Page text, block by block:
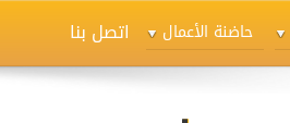
حاضنة الأعمال اتصل بنا